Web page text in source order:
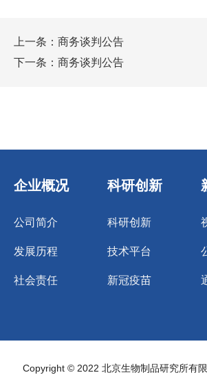
上一条： 商务谈判公告
下一条： 商务谈判公告
企业概况
公司简介
发展历程
社会责任
科研创新
科研创新
技术平台
新冠疫苗
Copyright © 2022 北京生物制品研究所有